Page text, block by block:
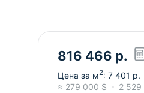
816 466 р.
Цена за м2: 7 401 р.
≈ 279 000 $ 2 529